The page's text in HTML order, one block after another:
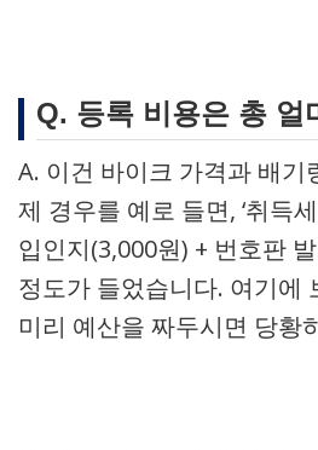
Q. 등록 비용은 총 얼
A. 이건 바이크 가격과 배기
제 경우를 예로 들면, ‘취득
입인지(3,000원) + 번호판
정도가 들었습니다. 여기에
미리 예산을 짜두시면 당황